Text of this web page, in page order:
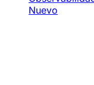
Nuevo